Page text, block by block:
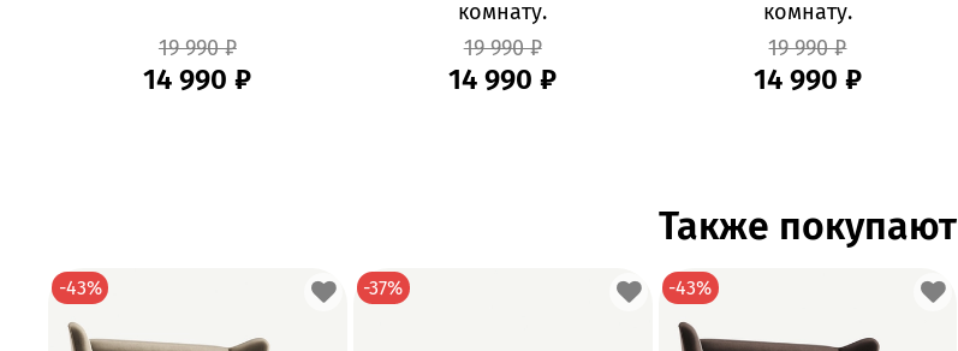
19 990 ₽
14 990 ₽
комнату.
19 990 ₽
14 990 ₽
комнату.
19 990 ₽
14 990 ₽
Также покупают
-43% -37% -43%